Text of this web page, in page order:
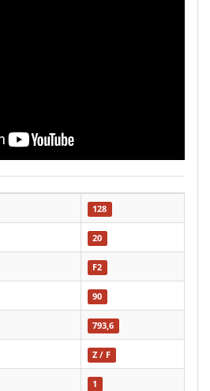
128
20
F2
90
793,6
Z / F
1